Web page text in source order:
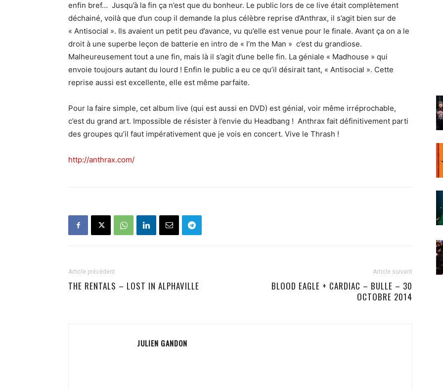
enfin bref… Jusqu’à la fin ça n’est que du bonheur. Le public lors de ce live était complètement
déchainé, voilà que d’un coup il demande la plus célèbre reprise d’Anthrax, il s’agit bien sur de
« Antisocial ». Ils avaient un petit peu d’avance, vu qu’elle est venue pour le finale. Avant ça on a le
droit à une superbe leçon de batterie en intro de « I’m the Man » c’est du grandiose.
Malheureusement tout a une fin, mais là il s’agit d’une belle fin. La géniale « Madhouse » qui
envoie toujours autant du lourd ! Enfin le public a eu ce qu’il désirait tant, « Antisocial ». Cette
reprise aussi est excellente, elle est même parfaite.
Pour la faire simple, cet album live (qui est aussi en DVD) est génial, voir même irréprochable,
c’est du grand art. Impossible de résister à l’envie du Headbang ! Anthrax fait définitivement parti
des groupes qu’il faut impérativement que je vois en concert. Vive le Thrash !
http://anthrax.com/
Article précédent
THE RENTALS – LOST IN ALPHAVILLE
Article suivant
BLOOD EAGLE + CARDIAC – BULLE – 30
OCTOBRE 2014
JULIEN GANDON